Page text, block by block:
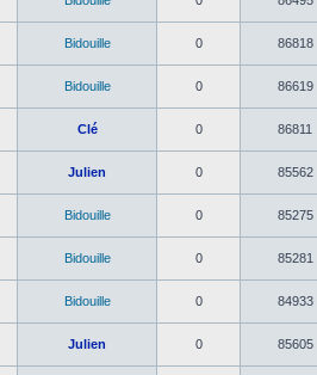
Bidouille 0 86818
Bidouille 0 86619
Clé 0 86811
Julien 0 85562
Bidouille 0 85275
Bidouille 0 85281
Bidouille 0 84933
Julien 0 85605